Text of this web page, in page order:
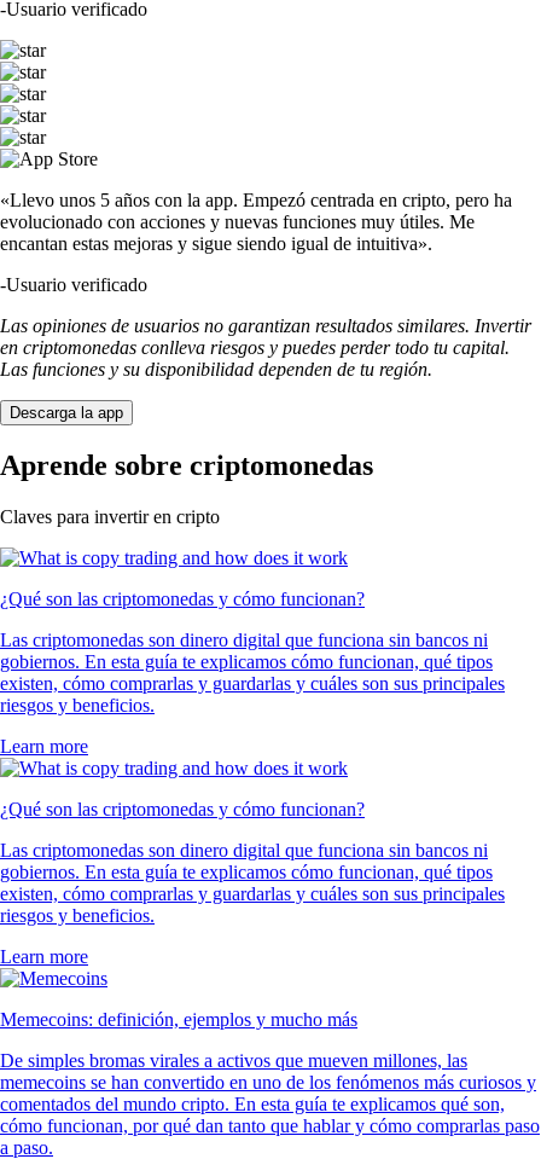
-Usuario verificado
«Llevo unos 5 años con la app. Empezó centrada en cripto, pero ha
evolucionado con acciones y nuevas funciones muy útiles. Me
encantan estas mejoras y sigue siendo igual de intuitiva».
-Usuario verificado
Las opiniones de usuarios no garantizan resultados similares. Invertir
en criptomonedas conlleva riesgos y puedes perder todo tu capital.
Las funciones y su disponibilidad dependen de tu región.
Descarga la app
Aprende sobre criptomonedas
Claves para invertir en cripto
¿Qué son las criptomonedas y cómo funcionan?
Las criptomonedas son dinero digital que funciona sin bancos ni
gobiernos. En esta guía te explicamos cómo funcionan, qué tipos
existen, cómo comprarlas y guardarlas y cuáles son sus principales
riesgos y beneficios.
Learn more
¿Qué son las criptomonedas y cómo funcionan?
Las criptomonedas son dinero digital que funciona sin bancos ni
gobiernos. En esta guía te explicamos cómo funcionan, qué tipos
existen, cómo comprarlas y guardarlas y cuáles son sus principales
riesgos y beneficios.
Learn more
Memecoins: definición, ejemplos y mucho más
De simples bromas virales a activos que mueven millones, las
memecoins se han convertido en uno de los fenómenos más curiosos y
comentados del mundo cripto. En esta guía te explicamos qué son,
cómo funcionan, por qué dan tanto que hablar y cómo comprarlas paso
a paso.